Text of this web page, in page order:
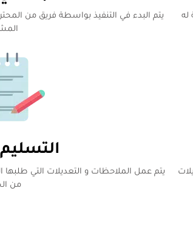
له
يتم البدء في التنفيذ بواسطة فريق من
يتم عمل الملاحظات و التعديلات التي
من